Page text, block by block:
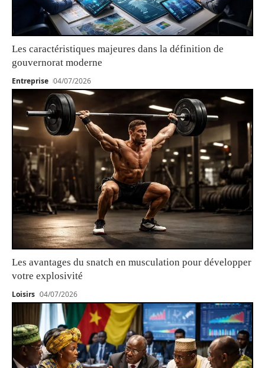
Les caractéristiques majeures dans la définition de
gouvernorat moderne
Entreprise 04/07/2026
Les avantages du snatch en musculation pour développer
votre explosivité
Loisirs 04/07/2026